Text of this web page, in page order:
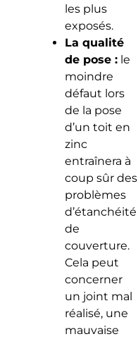
les plus
exposés.
La qualité
de pose :le
moindre
défaut lors
de la pose
d’un toit en
zinc
entraînera à
coup sûr des
problèmes
d’étanchéité
de
couverture.
Cela peut
concerner
un joint mal
réalisé, une
mauvaise